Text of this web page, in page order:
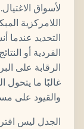
لأسواق
اللامركزية
التحديد عندما
الفردية أو
الرقابة على
غالبًا ما يتحول
والقيود على
الجدل ليس